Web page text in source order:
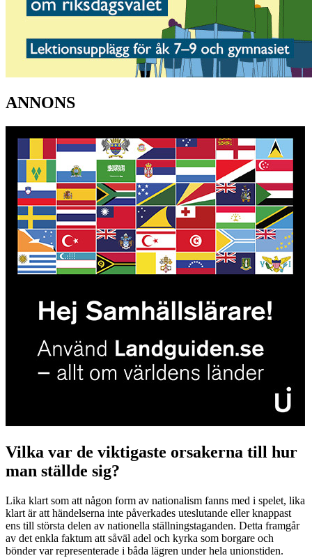
ANNONS
Vilka var de viktigaste orsakerna till hur
man ställde sig?
Lika klart som att någon form av nationalism fanns med i spelet, lika
klart är att händelserna inte påverkades uteslutande eller knappast
ens till största delen av nationella ställningstaganden. Detta framgår
av det enkla faktum att såväl adel och kyrka som borgare och
bönder var representerade i båda lägren under hela unionstiden.